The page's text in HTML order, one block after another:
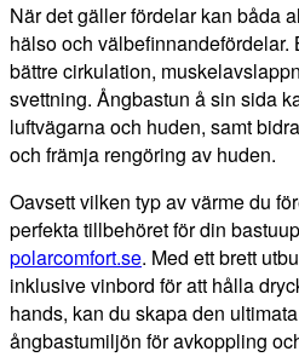
När det gäller fördelar kan båda
hälso och välbefinnandefördelar.
bättre cirkulation,
svettning. Ångbastun å sin sida
luftvägarna och huden, samt
och främja rengöring av huden.
Oavsett vilken typ av värme du
perfekta tillbehöret för din
polarcomfort.se. Med ett brett
inklusive vinbord för att hålla
hands, kan du skapa den
ångbastumiljön för avkoppling